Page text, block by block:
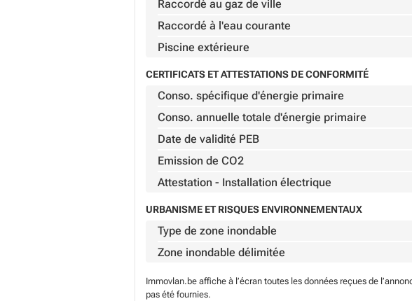
Raccordé au gaz de ville
Raccordé à l'eau courante
Piscine extérieure
CERTIFICATS ET ATTESTATIONS DE CONFORMITÉ
Conso. spécifique d'énergie primaire
Conso. annuelle totale d'énergie primaire
Date de validité PEB
Emission de CO2
Attestation - Installation électrique
URBANISME ET RISQUES ENVIRONNEMENTAUX
Type de zone inondable
Zone inondable délimitée
Immovlan.be affiche à l’écran toutes les données reçues de
pas été fournies.